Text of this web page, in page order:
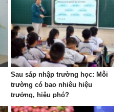
Sau sáp nhập trường học: Mỗi
trường có bao nhiêu hiệu
trưởng, hiệu phó?